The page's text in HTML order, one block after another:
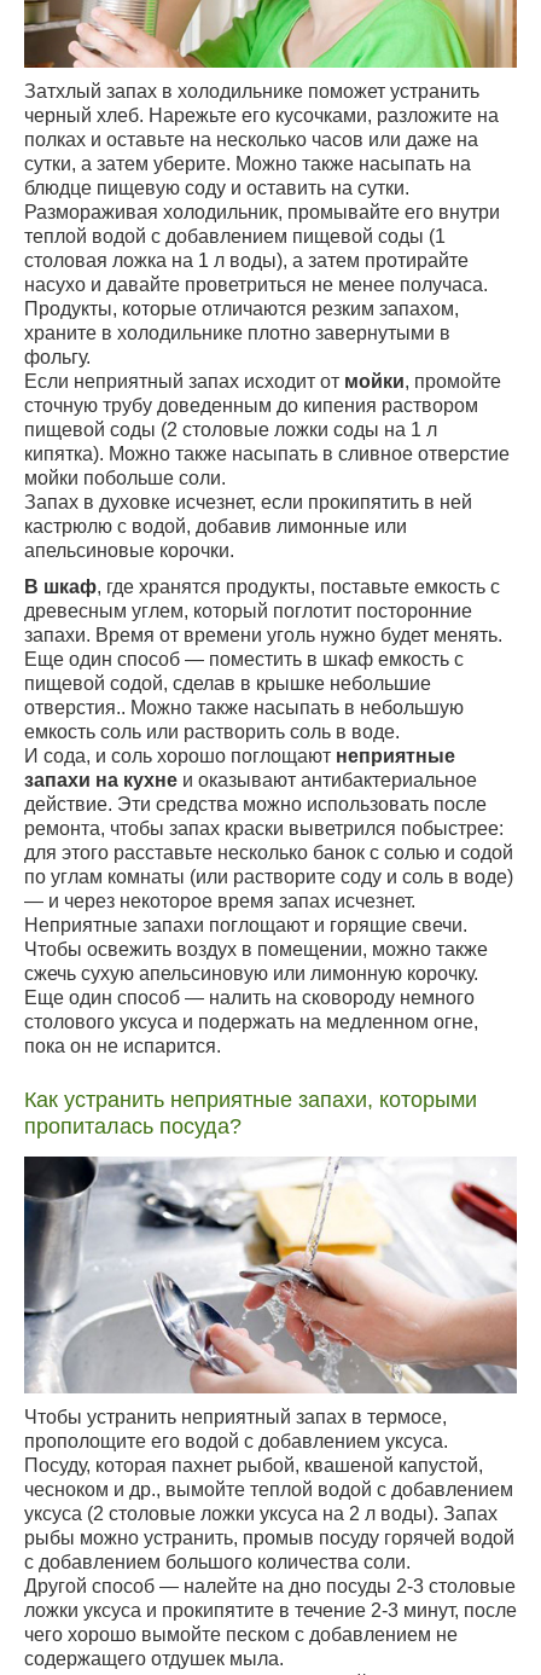
Затхлый запах в холодильнике поможет устранить
черный хлеб. Нарежьте его кусочками, разложите на
полках и оставьте на несколько часов или даже на
сутки, а затем уберите. Можно также насыпать на
блюдце пищевую соду и оставить на сутки.
Размораживая холодильник, промывайте его внутри
теплой водой с добавлением пищевой соды (1
столовая ложка на 1 л воды), а затем протирайте
насухо и давайте проветриться не менее получаса.
Продукты, которые отличаются резким запахом,
храните в холодильнике плотно завернутыми в
фольгу.
Если неприятный запах исходит от мойки, промойте
сточную трубу доведенным до кипения раствором
пищевой соды (2 столовые ложки соды на 1 л
кипятка). Можно также насыпать в сливное отверстие
мойки побольше соли.
Запах в духовке исчезнет, если прокипятить в ней
кастрюлю с водой, добавив лимонные или
апельсиновые корочки.
В шкаф, где хранятся продукты, поставьте емкость с
древесным углем, который поглотит посторонние
запахи. Время от времени уголь нужно будет менять.
Еще один способ — поместить в шкаф емкость с
пищевой содой, сделав в крышке небольшие
отверстия.. Можно также насыпать в небольшую
емкость соль или растворить соль в воде.
И сода, и соль хорошо поглощают неприятные
запахи на кухне и оказывают антибактериальное
действие. Эти средства можно использовать после
ремонта, чтобы запах краски выветрился побыстрее:
для этого расставьте несколько банок с солью и содой
по углам комнаты (или растворите соду и соль в воде)
— и через некоторое время запах исчезнет.
Неприятные запахи поглощают и горящие свечи.
Чтобы освежить воздух в помещении, можно также
сжечь сухую апельсиновую или лимонную корочку.
Еще один способ — налить на сковороду немного
столового уксуса и подержать на медленном огне,
пока он не испарится.
Как устранить неприятные запахи, которыми
пропиталась посуда?
Чтобы устранить неприятный запах в термосе,
прополощите его водой с добавлением уксуса.
Посуду, которая пахнет рыбой, квашеной капустой,
чесноком и др., вымойте теплой водой с добавлением
уксуса (2 столовые ложки уксуса на 2 л воды). Запах
рыбы можно устранить, промыв посуду горячей водой
с добавлением большого количества соли.
Другой способ — налейте на дно посуды 2-3 столовые
ложки уксуса и прокипятите в течение 2-3 минут, после
чего хорошо вымойте песком с добавлением не
содержащего отдушек мыла.